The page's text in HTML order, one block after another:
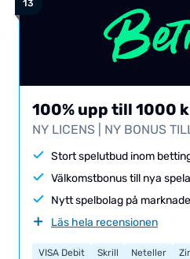
100% upp till 1000
NY LICENS | NY BONUS
Stort spelutbud inom
Välkomstbonus till nya
Nytt spelbolag på
Läs hela recensionen
VISA Debit Skrill Neteller